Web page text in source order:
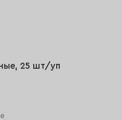
25 шт/уп